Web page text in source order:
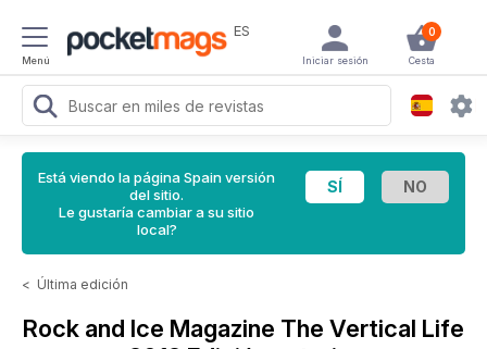
Menú
ES 0
Cesta
Iniciar sesión
Está viendo la página Spain versión
del sitio.
Le gustaría cambiar a su sitio
local?
< Última edición
Rock and Ice Magazine The Vertical Life